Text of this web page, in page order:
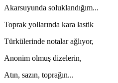
Akarsuyunda soluklandığım...
Toprak yollarında kara lastik
Türkülerinde notalar ağlıyor,
Anonim olmuş dizelerin,
Atın, sazın, toprağın...